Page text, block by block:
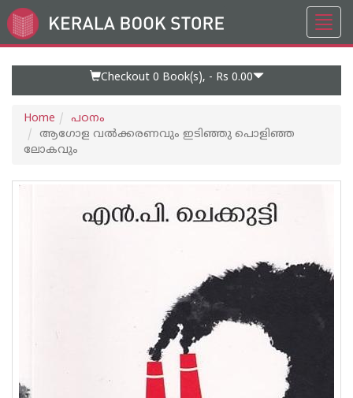
Go
to
Checkout 0 Book(s), - Rs 0.00
Home
പഠനം
ആഗോള വല്‍ക്കരണവും ഇടിഞ്ഞു പൊളിഞ്ഞ
ലോകവും